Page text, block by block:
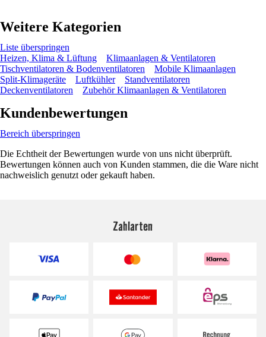
Weitere Kategorien
Liste überspringen
Heizen, Klima & Lüftung
Klimaanlagen & Ventilatoren
Tischventilatoren & Bodenventilatoren
Mobile Klimaanlagen
Split-Klimageräte
Luftkühler
Standventilatoren
Deckenventilatoren
Zubehör Klimaanlagen & Ventilatoren
Kundenbewertungen
Bereich überspringen
Die Echtheit der Bewertungen wurde von uns nicht überprüft.
Bewertungen können auch von Kunden stammen, die die Ware nicht
nachweislich genutzt oder gekauft haben.
Zahlarten